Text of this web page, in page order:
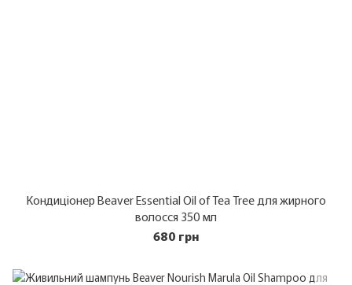
Кондиціонер Beaver Essential Oil of Tea Tree для жирного
волосся 350 мл
680 грн